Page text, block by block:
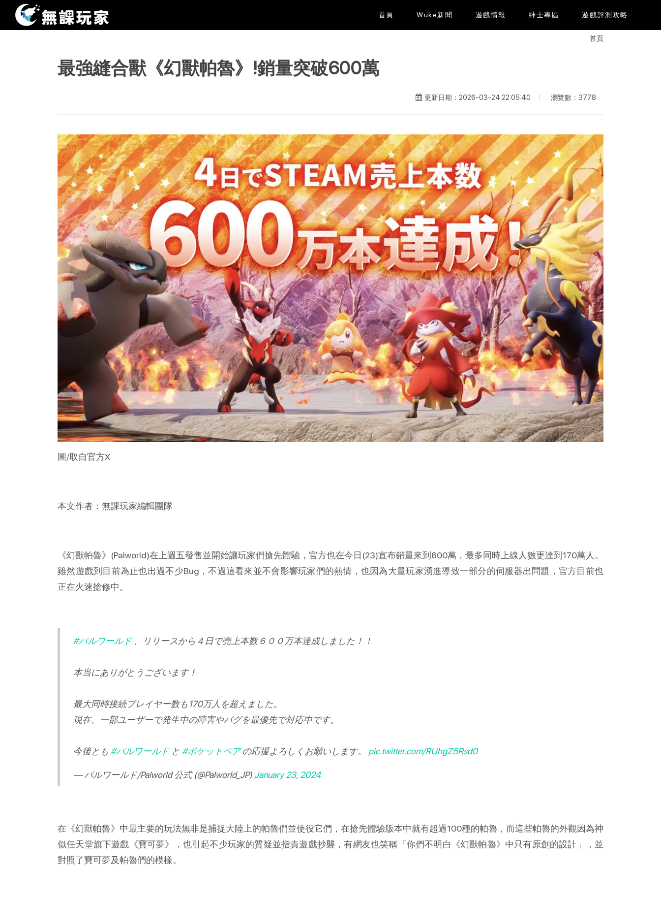
首頁 Wuke新聞 遊戲情報 紳士專區 遊戲評測攻略
首頁
最強縫合獸《幻獸帕魯》!銷量突破600萬
更新日期：2026-03-24 22:05:40 瀏覽數：3778
圖/取自官方X
本文作者：無課玩家編輯團隊
《幻獸帕魯》(Palworld)在上週五發售並開始讓玩家們搶先體驗，官方也在今日(23)宣布銷量來到600萬，最多同時上線人數更達到170萬人。
雖然遊戲到目前為止也出過不少Bug，不過這看來並不會影響玩家們的熱情，也因為大量玩家湧進導致一部分的伺服器出問題，官方目前也
正在火速搶修中。
#パルワールド、リリースから４日で売上本数６００万本達成しました！！
本当にありがとうございます！
最大同時接続プレイヤー数も170万人を超えました。
現在、一部ユーザーで発生中の障害やバグを最優先で対応中です。
今後とも #パルワールドと #ポケットペアの応援よろしくお願いします。 pic.twitter.com/RUhgZ5Rsd0
— パルワールド/Palworld 公式 (@Palworld_JP) January 23, 2024
在《幻獸帕魯》中最主要的玩法無非是捕捉大陸上的帕魯們並使役它們，在搶先體驗版本中就有超過100種的帕魯，而這些帕魯的外觀因為神
似任天堂旗下遊戲《寶可夢》，也引起不少玩家的質疑並指責遊戲抄襲，有網友也笑稱「你們不明白《幻獸帕魯》中只有原創的設計」，並
對照了寶可夢及帕魯們的模樣。